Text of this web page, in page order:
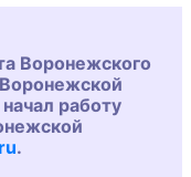
Воронежского
работу
.